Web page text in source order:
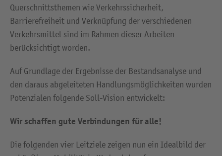
Querschnittsthemen wie Verkehrssicherheit,
Barrierefreiheit und Verknüpfung der verschiedenen
Verkehrsmittel sind im Rahmen dieser Arbeiten
berücksichtigt worden.
Auf Grundlage der Ergebnisse der Bestandsanalyse und
den daraus abgeleiteten Handlungsmöglichkeiten wurden
Potenzialen folgende Soll-Vision entwickelt:
Wir schaffen gute Verbindungen für alle!
Die folgenden vier Leitziele zeigen nun ein Idealbild der